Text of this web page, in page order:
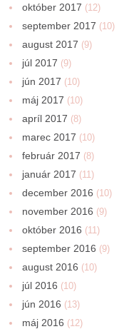
október 2017 (12)
september 2017 (10)
august 2017 (9)
júl 2017 (9)
jún 2017 (10)
máj 2017 (10)
apríl 2017 (8)
marec 2017 (10)
február 2017 (8)
január 2017 (11)
december 2016 (10)
november 2016 (9)
október 2016 (11)
september 2016 (9)
august 2016 (10)
júl 2016 (10)
jún 2016 (13)
máj 2016 (12)